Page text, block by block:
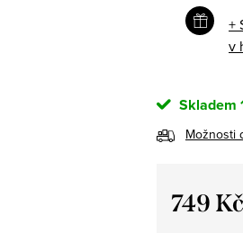
+
v
Skladem
Možnosti
749 Kč